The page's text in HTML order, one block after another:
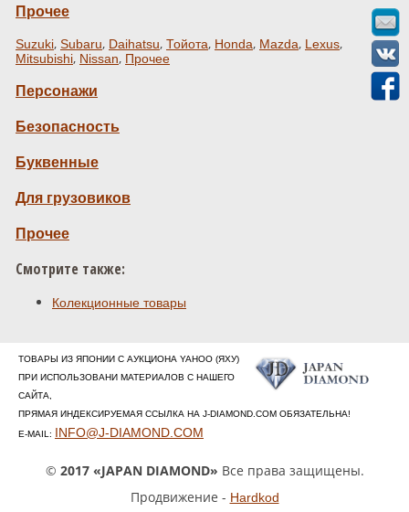
Прочее
Suzuki, Subaru, Daihatsu, Тойота, Honda, Mazda, Lexus,
Mitsubishi, Nissan, Прочее
Персонажи
Безопасность
Буквенные
Для грузовиков
Прочее
Смотрите также:
Колекционные товары
ТОВАРЫ ИЗ ЯПОНИИ С АУКЦИОНА YAHOO (ЯХУ)
ПРИ ИСПОЛЬЗОВАНИ МАТЕРИАЛОВ С НАШЕГО
САЙТА,
ПРЯМАЯ ИНДЕКСИРУЕМАЯ ССЫЛКА НА J-DIAMOND.COM ОБЯЗАТЕЛЬНА!
E-MAIL: INFO@J-DIAMOND.COM
© 2017 «JAPAN DIAMOND» Все права защищены.
Продвижение - Hardkod